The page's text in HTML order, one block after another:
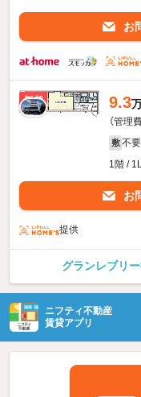
お
新着 9.3
（管理
敷 不要
1階 /
お
提供
グランレブリ
ニフティ不動産
賃貸アプリ